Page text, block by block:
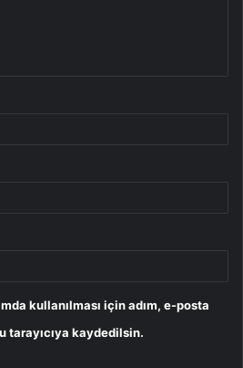
kullanılması için adım, e-posta
tarayıcıya kaydedilsin.